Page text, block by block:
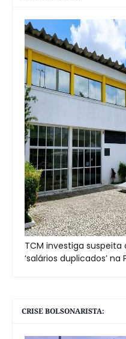
TCM investiga
‘salários duplicados’
CRISE BOLSONARISTA: